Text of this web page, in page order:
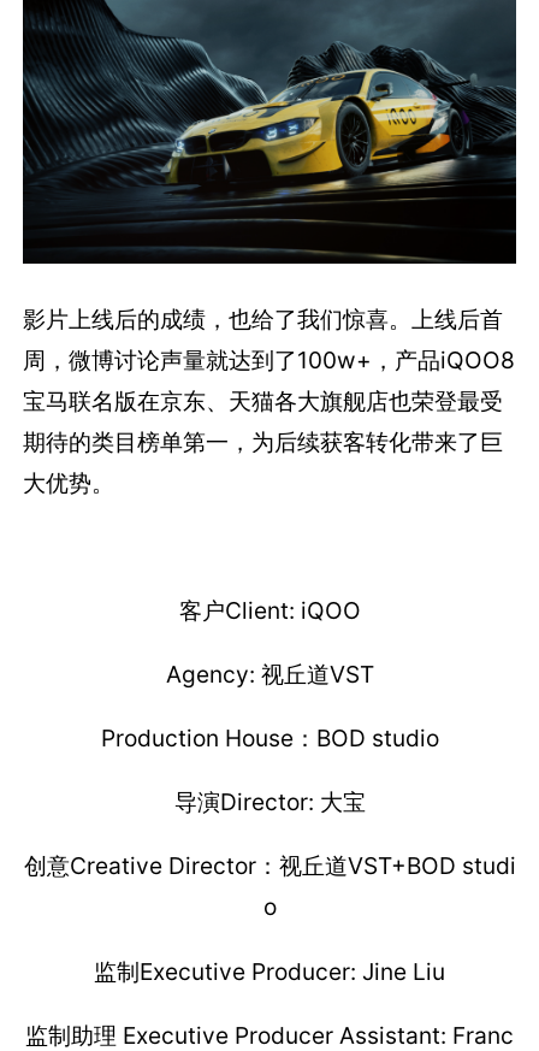
影片上线后的成绩，也给了我们惊喜。上线后首
周，微博讨论声量就达到了100w+，产品iQOO8
宝马联名版在京东、天猫各大旗舰店也荣登最受
期待的类目榜单第一，为后续获客转化带来了巨
大优势。
客户Client: iQOO
Agency: 视丘道VST
Production House：BOD studio
导演Director: 大宝
创意Creative Director：视丘道VST+BOD studi
o
监制Executive Producer: Jine Liu
监制助理 Executive Producer Assistant: Franc